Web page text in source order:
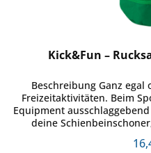
Kick&Fun –
Beschreibung Ganz
Freizeitaktivitäten. Beim
Equipment
deine